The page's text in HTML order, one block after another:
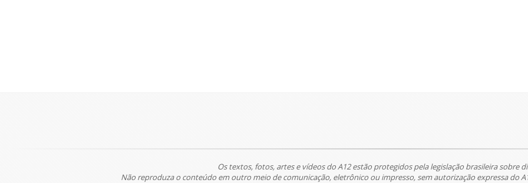
Os textos, fotos, artes e vídeos do A12 estão protegidos pela legislação brasileira sobre
Não reproduza o conteúdo em outro meio de comunicação, eletrônico ou impresso, sem autorização expressa do